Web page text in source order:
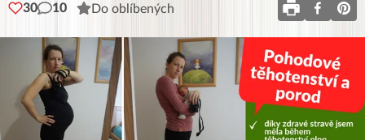
30 10 Do oblíbených